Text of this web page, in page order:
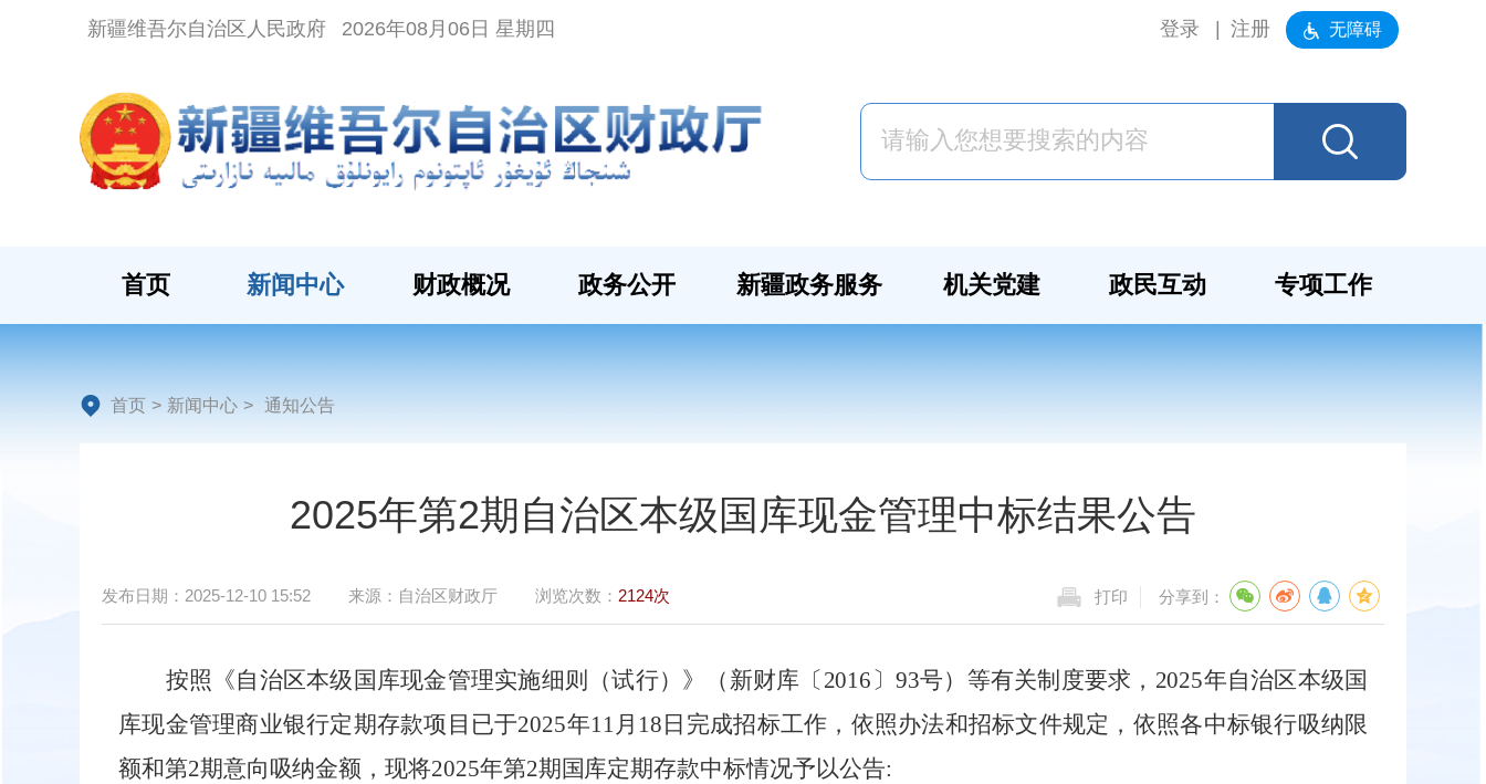
新疆维吾尔自治区人民政府 2026年08月06日 星期四 登录 注册 无障碍
首页 新闻中心 财政概况 政务公开 新疆政务服务 机关党建 政民互动 专项工作
首页 > 新闻中心 > 通知公告
2025年第2期自治区本级国库现金管理中标结果公告
发布日期： 2025-12-10 15:52 来源： 自治区财政厅 浏览次数： 2124次 打印 分享到：
按照 《自治区本级国库现金管理实施细则（试行）》（新财库〔 2016 〕 93号）等有关制度要求， 2025年自治区本级国
库现金管理商业银行定期存款项目已于2025年11月 18 日完成招标工作，依照办法和招标文件规定， 依照各中标银行吸纳限
额和第2期意向吸纳金额，现将2025年第2期国库定期存款中标情况予以公告: